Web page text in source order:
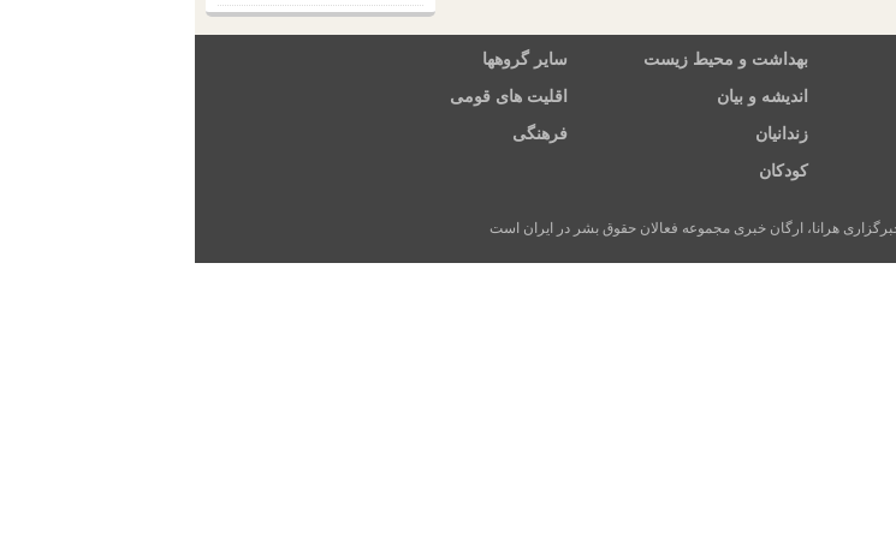
بهداشت و محیط زیست سایر گروهها
اندیشه و بیان اقلیت های قومی
زندانیان فرهنگی
کودکان